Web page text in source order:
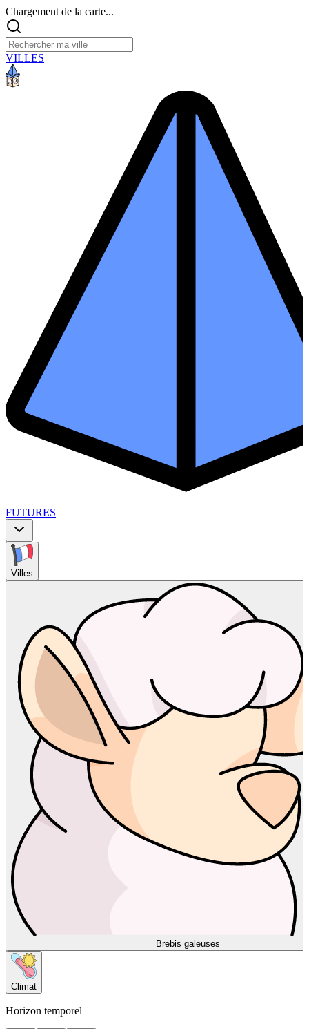
Chargement de la carte...
VILLES
FUTURES
Villes
Brebis galeuses
Climat
Horizon temporel